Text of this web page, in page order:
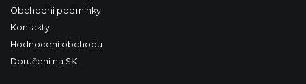
Obchodní podmínky
Kontakty
Hodnocení obchodu
Doručení na SK